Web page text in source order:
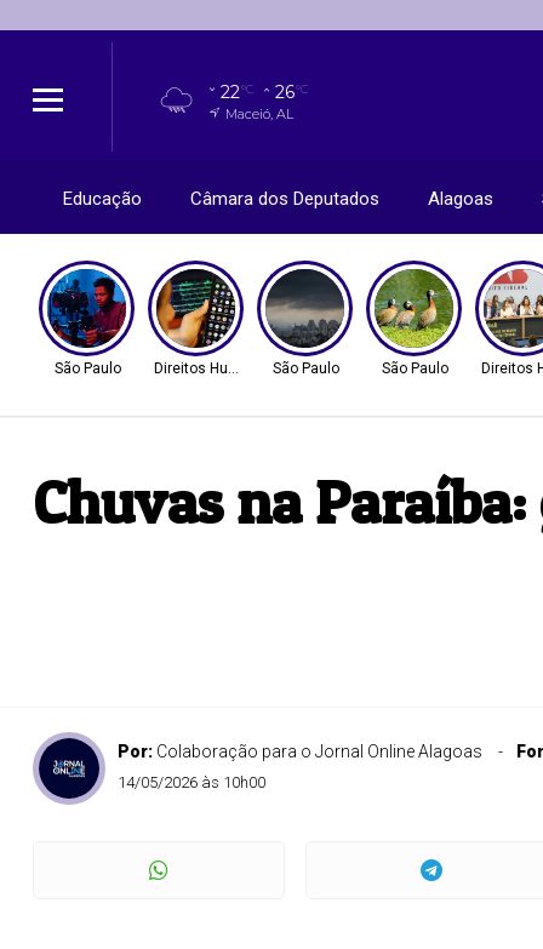
22°C 26°C
Maceió, AL
Educação Câmara dos Deputados Alagoas
São Paulo Direitos HumanosSão Paulo São Paulo Direitos
Chuvas na
Por: Colaboração para o Jornal Online Alagoas
14/05/2026 às 10h00